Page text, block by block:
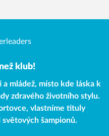
klub!
mládež, místo kde láska k
zdravého životního stylu.
vlastníme tituly
šampionů.